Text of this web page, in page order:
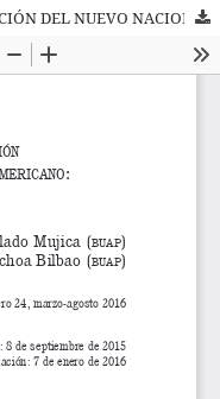
ELEMENTOS PARA LA CATEGORIZACIÓN DEL NUEVO NACIONALISMO LATINOAMERICANO: ARGENTINA, BRASIL Y MÉXICO